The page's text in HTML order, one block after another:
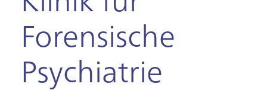
Forensische
Psychiatrie